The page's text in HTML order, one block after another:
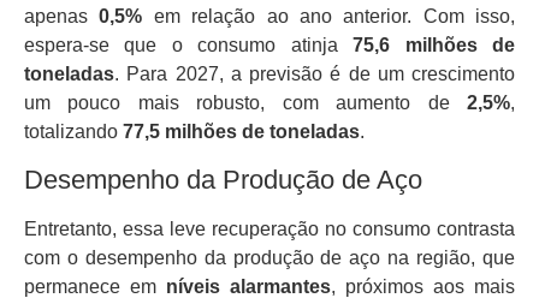
apenas0,5% em relação ao ano anterior. Com isso,
espera-se que o consumo atinja75,6 milhões de
toneladas. Para 2027, a previsão é de um crescimento
um pouco mais robusto, com aumento de 2,5%,
totalizando 77,5 milhões de toneladas.
Desempenho da Produção de Aço
Entretanto, essa leve recuperação no consumo contrasta
com o desempenho da produção de aço na região, que
permanece em níveis alarmantes, próximos aos mais